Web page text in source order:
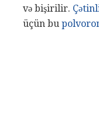
və bişirilir.
üçün bu